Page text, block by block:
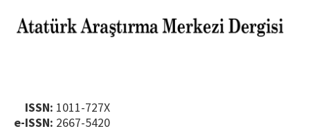
ISSN: 1011-727X
e-ISSN: 2667-5420